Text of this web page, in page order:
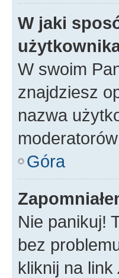
W jaki
W swoim
znajdziesz
nazwa
Góra
Nie panikuj!
bez
kliknij na link